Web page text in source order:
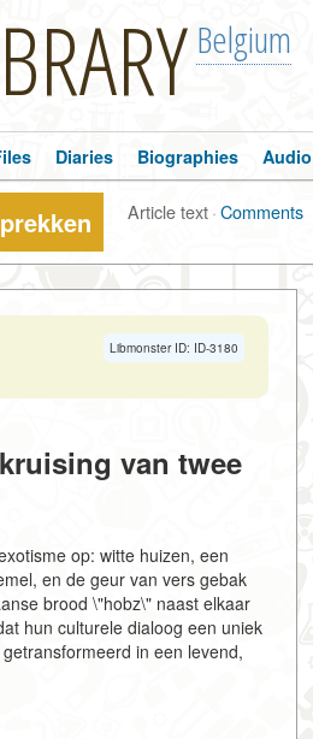
Belgium
Diaries Biographies Audio
Article text·Comments
Libmonster ID: ID-3180
van twee
op: witte huizen, een
en de geur van vers gebak
brood \"hobz\" naast elkaar
hun culturele dialoog een uniek
in een levend,